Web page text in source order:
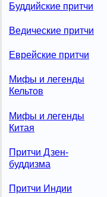
Буддийские притчи
Ведические притчи
Еврейские притчи
Мифы и легенды
Кельтов
Мифы и легенды
Китая
Притчи Дзен-
буддизма
Притчи Индии